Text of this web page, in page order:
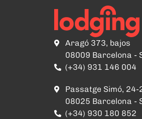
Aragó 373, bajos
08009 Barcelona -
(+34) 931 146 004
Passatge Simó, 24-
08025 Barcelona -
(+34) 930 180 852